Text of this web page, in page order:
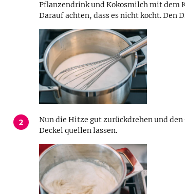
Pflanzendrink und Kokosmilch mit dem
Darauf achten, dass es nicht kocht. Den
2
Nun die Hitze gut zurückdrehen und
Deckel quellen lassen.